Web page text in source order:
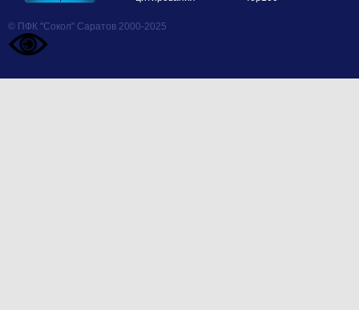
© ПФК "Сокол" Саратов 2000-2025